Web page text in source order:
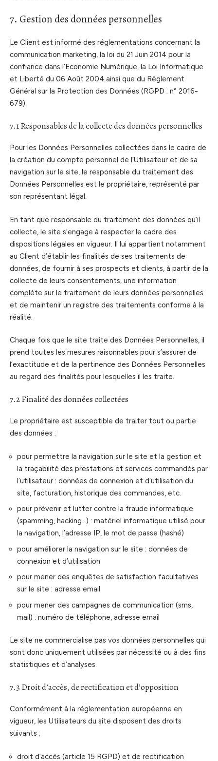
7. Gestion des données personnelles
Le Client est informé des réglementations concernant la
communication marketing, la loi du 21 Juin 2014 pour la
confiance dans l’Economie Numérique, la Loi Informatique
et Liberté du 06 Août 2004 ainsi que du Règlement
Général sur la Protection des Données (RGPD : n° 2016-
679).
7.1 Responsables de la collecte des données personnelles
Pour les Données Personnelles collectées dans le cadre de
la création du compte personnel de l’Utilisateur et de sa
navigation sur le site, le responsable du traitement des
Données Personnelles est le propriétaire, représenté par
son représentant légal.
En tant que responsable du traitement des données qu’il
collecte, le site s’engage à respecter le cadre des
dispositions légales en vigueur. Il lui appartient notamment
au Client d’établir les finalités de ses traitements de
données, de fournir à ses prospects et clients, à partir de la
collecte de leurs consentements, une information
complète sur le traitement de leurs données personnelles
et de maintenir un registre des traitements conforme à la
réalité.
Chaque fois que le site traite des Données Personnelles, il
prend toutes les mesures raisonnables pour s’assurer de
l’exactitude et de la pertinence des Données Personnelles
au regard des finalités pour lesquelles il les traite.
7.2 Finalité des données collectées
Le propriétaire est susceptible de traiter tout ou partie
des données :
pour permettre la navigation sur le site et la gestion et
la traçabilité des prestations et services commandés par
l’utilisateur : données de connexion et d’utilisation du
site, facturation, historique des commandes, etc.
pour prévenir et lutter contre la fraude informatique
(spamming, hacking…) : matériel informatique utilisé pour
la navigation, l’adresse IP, le mot de passe (hashé)
pour améliorer la navigation sur le site : données de
connexion et d’utilisation
pour mener des enquêtes de satisfaction facultatives
sur le site : adresse email
pour mener des campagnes de communication (sms,
mail) : numéro de téléphone, adresse email
Le site ne commercialise pas vos données personnelles qui
sont donc uniquement utilisées par nécessité ou à des fins
statistiques et d’analyses.
7.3 Droit d’accès, de rectification et d’opposition
Conformément à la réglementation européenne en
vigueur, les Utilisateurs du site disposent des droits
suivants :
droit d’accès (article 15 RGPD) et de rectification